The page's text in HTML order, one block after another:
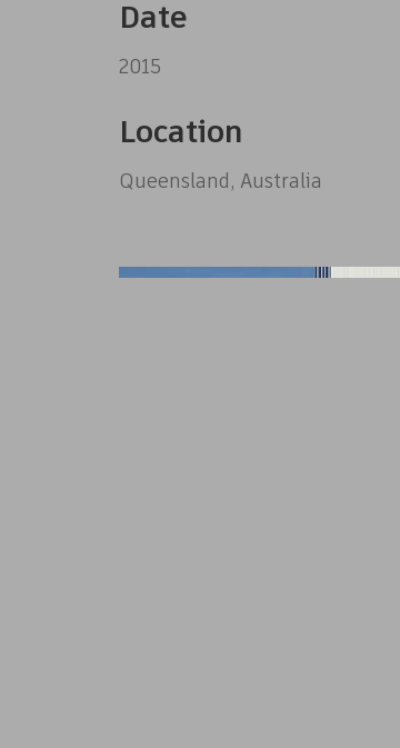
Date
2015
Location
Queensland, Australia